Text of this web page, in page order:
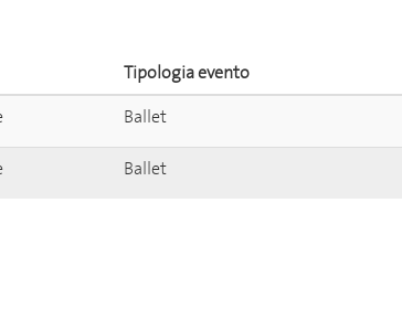
Tipologia evento
Ballet
Ballet